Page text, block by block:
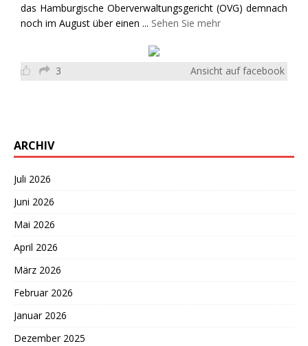
das Hamburgische Oberverwaltungsgericht (OVG) demnach
noch im August über einen ... Sehen Sie mehr
3 Ansicht auf facebook
ARCHIV
Juli 2026
Juni 2026
Mai 2026
April 2026
März 2026
Februar 2026
Januar 2026
Dezember 2025